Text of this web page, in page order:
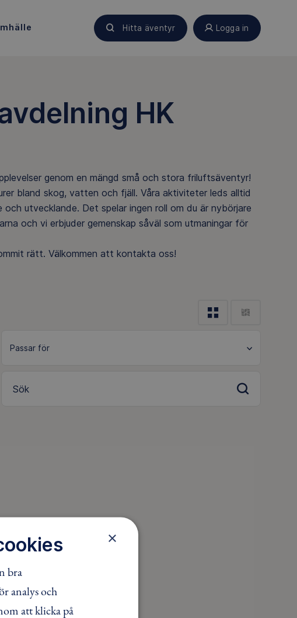
Hitta äventyr Logga in
HK
genom en mängd små och stora friluftsäventyr!
bland skog, vatten och fjäll. Våra aktiviteter leds alltid
utvecklande. Det spelar ingen roll om du är nybörjare
och vi erbjuder gemenskap såväl som utmaningar för
rätt. Välkommen att kontakta oss!
Sök
×
bra
analys och
att klicka på